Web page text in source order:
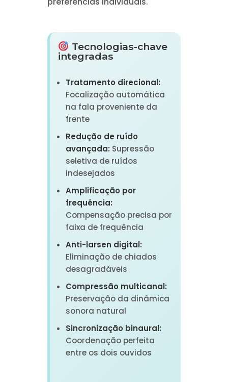
Tecnologias-chave
integradas
Tratamento direcional:
Focalização automática
na fala proveniente da
frente
Redução de ruído
avançada: Supressão
seletiva de ruídos
indesejados
Amplificação por
frequência:
Compensação precisa por
faixa de frequência
Anti-larsen digital:
Eliminação de chiados
desagradáveis
Compressão multicanal:
Preservação da dinâmica
sonora natural
Sincronização binaural:
Coordenação perfeita
entre os dois ouvidos